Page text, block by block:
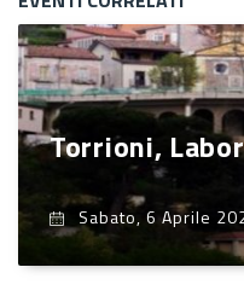
Torrioni,
Sabato, 6 Aprile